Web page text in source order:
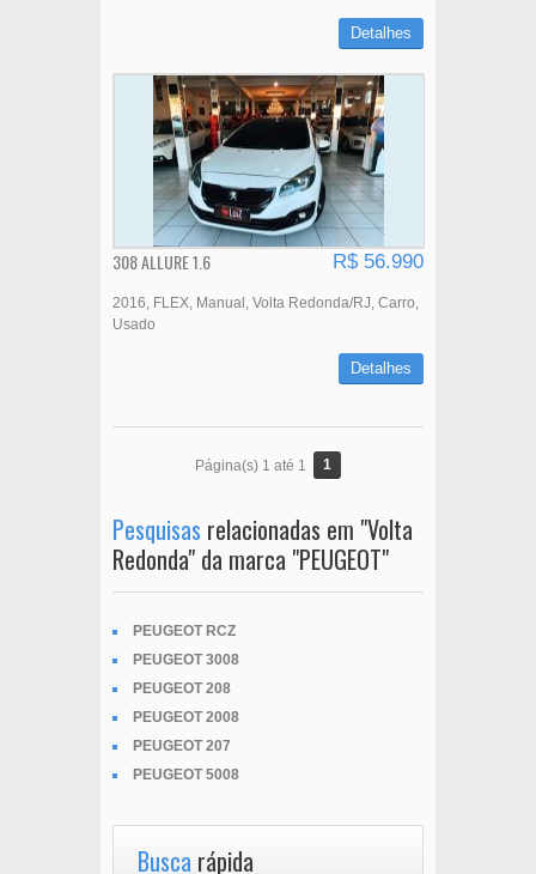
Detalhes
308 ALLURE 1.6 R$ 56.990
2016 FLEX Manual Volta Redonda/RJ Carro
Usado
Detalhes
Página(s) 1 até 1 1
Pesquisas relacionadas em "Volta
Redonda" da marca "PEUGEOT"
PEUGEOT RCZ
PEUGEOT 3008
PEUGEOT 208
PEUGEOT 2008
PEUGEOT 207
PEUGEOT 5008
Busca rápida